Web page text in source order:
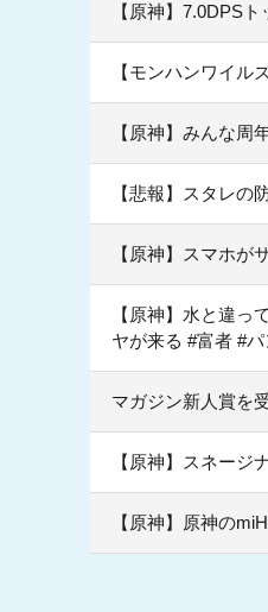
【原神】7.0DPS
【モンハンワイル
【原神】みんな周
【悲報】スタレの
【原神】スマホ
【原神】水と違
ヤが来る #富者 #
マガジン新人賞を
【原神】スネージ
【原神】原神の